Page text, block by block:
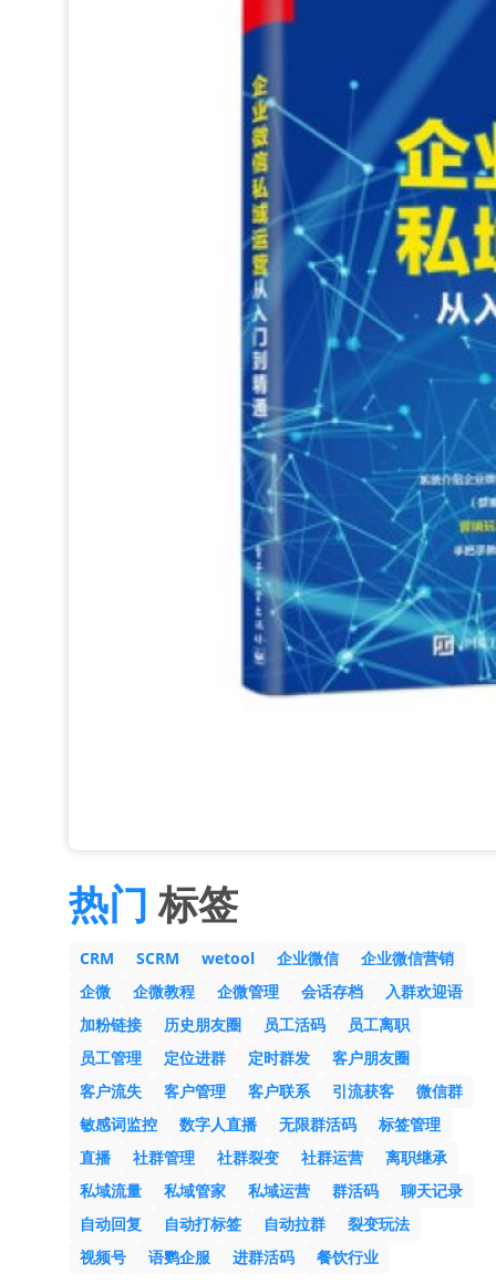
热门 标签
CRM SCRM wetool 企业微信
企业微信营销
企微
企微教程 企微管理 会话存档
入群欢迎语
加粉链接
历史朋友圈 员工活码
员工离职
员工管理
定位进群 定时群发
客户朋友圈
客户流失
客户管理 客户联系 引流获客
微信群
敏感词监控
数字人直播 无限群活码
标签管理
直播
社群管理 社群裂变 社群运营
离职继承
私域流量
私域管家 私域运营 群活码
聊天记录
自动回复
自动打标签 自动拉群
裂变玩法
视频号
语鹦企服 进群活码 餐饮行业